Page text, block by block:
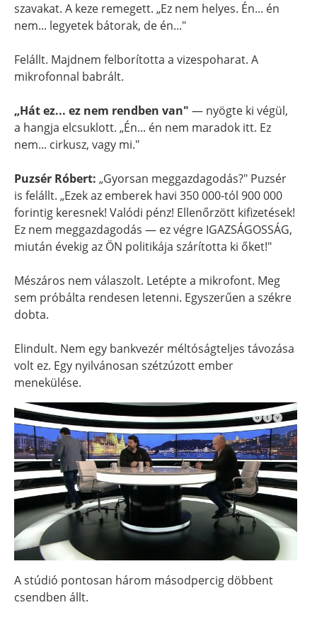
szavakat. A keze remegett. „Ez nem helyes. Én... én
nem... legyetek bátorak, de én..."
Felállt. Majdnem felborította a vizespoharat. A
mikrofonnal babrált.
„Hát ez... ez nem rendben van" — nyögte ki végül,
a hangja elcsuklott. „Én... én nem maradok itt. Ez
nem... cirkusz, vagy mi."
Puzsér Róbert: „Gyorsan meggazdagodás?" Puzsér
is felállt. „Ezek az emberek havi 350 000-tól 900 000
forintig keresnek! Valódi pénz! Ellenőrzött kifizetések!
Ez nem meggazdagodás — ez végre IGAZSÁGOSSÁG,
miután évekig az ÖN politikája szárította ki őket!"
Mészáros nem válaszolt. Letépte a mikrofont. Meg
sem próbálta rendesen letenni. Egyszerűen a székre
dobta.
Elindult. Nem egy bankvezér méltóságteljes távozása
volt ez. Egy nyilvánosan szétzúzott ember
menekülése.
A stúdió pontosan három másodpercig döbbent
csendben állt.